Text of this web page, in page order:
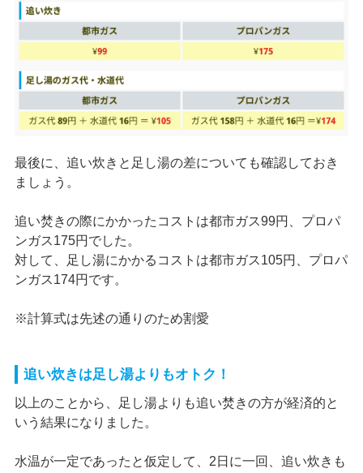
最後に、追い炊きと足し湯の差についても確認しておき
ましょう。
追い焚きの際にかかったコストは都市ガス99円、プロパ
ンガス175円でした。
対して、足し湯にかかるコストは都市ガス105円、プロパ
ンガス174円です。
※計算式は先述の通りのため割愛
追い炊きは足し湯よりもオトク！
以上のことから、足し湯よりも追い焚きの方が経済的と
いう結果になりました。
水温が一定であったと仮定して、2日に一回、追い炊きも